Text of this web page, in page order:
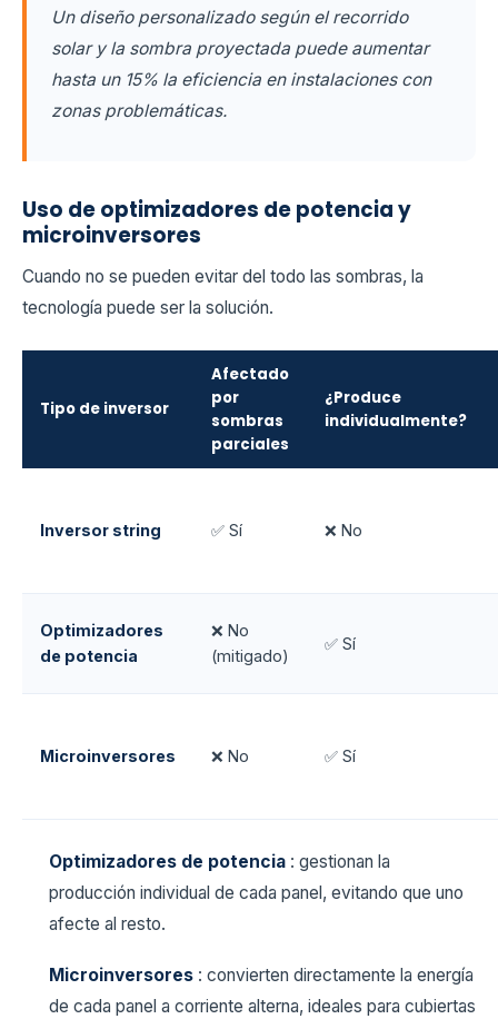
Un diseño personalizado según el recorrido
solar y la sombra proyectada puede aumentar
hasta un 15% la eficiencia en instalaciones con
zonas problemáticas.
Uso de optimizadores de potencia y
microinversores
Cuando no se pueden evitar del todo las sombras, la
tecnología puede ser la solución.
Tipo de inversor
Afectado
por
sombras
parciales
¿Produce
individualmente?
Inversor string ✅ Sí ❌ No
Optimizadores
de potencia
❌ No
(mitigado)
✅ Sí
Microinversores ❌ No ✅ Sí
Optimizadores de potencia : gestionan la
producción individual de cada panel, evitando que uno
afecte al resto.
Microinversores : convierten directamente la energía
de cada panel a corriente alterna, ideales para cubiertas